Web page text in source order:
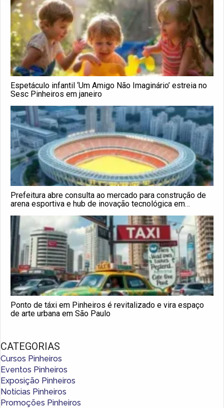
Espetáculo infantil ‘Um Amigo Não Imaginário’ estreia no
Sesc Pinheiros em janeiro
Prefeitura abre consulta ao mercado para construção de
arena esportiva e hub de inovação tecnológica em
Ponto de táxi em Pinheiros é revitalizado e vira espaço
de arte urbana em São Paulo
CATEGORIAS
Cursos Pinheiros
Eventos Pinheiros
Exposição Pinheiros
Notícias Pinheiros
Promoções Pinheiros